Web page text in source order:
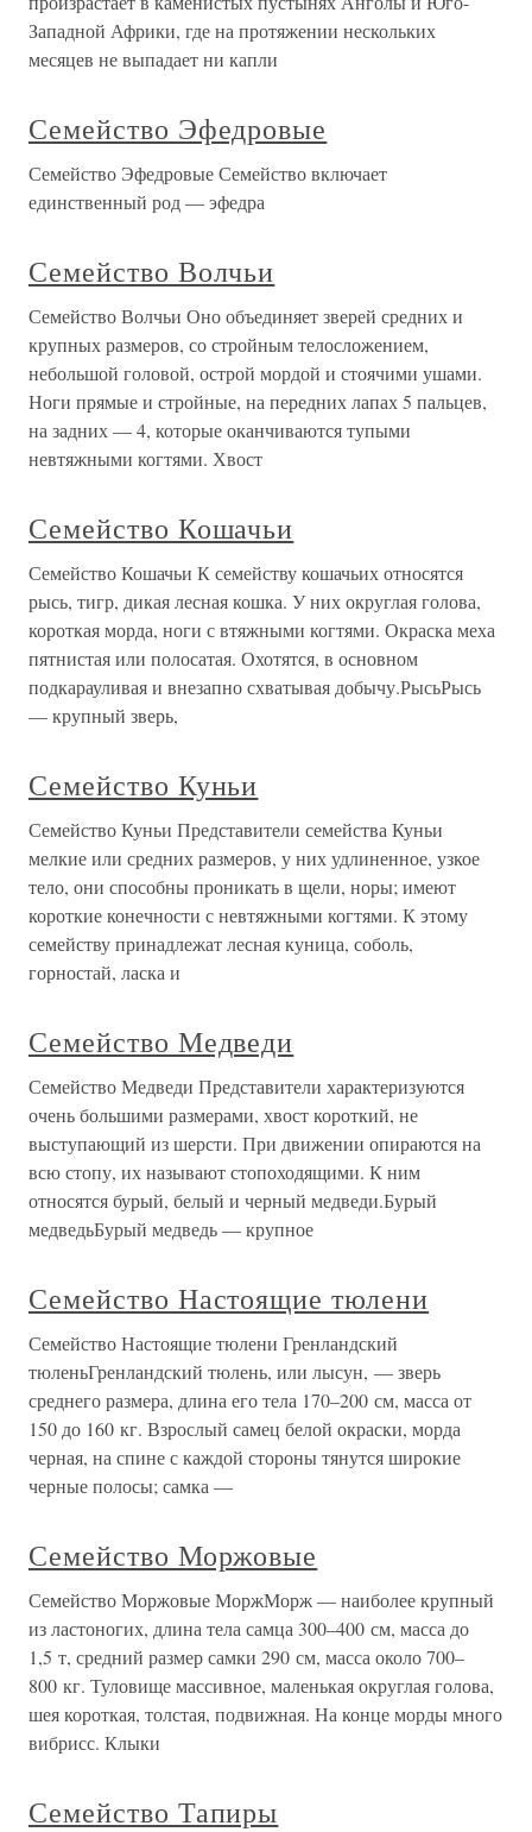
Западной Африки, где на протяжении нескольких
месяцев не выпадает ни капли
Семейство Эфедровые
Семейство Эфедровые Семейство включает
единственный род — эфедра
Семейство Волчьи
Семейство Волчьи Оно объединяет зверей средних и
крупных размеров, со стройным телосложением,
небольшой головой, острой мордой и стоячими ушами.
Ноги прямые и стройные, на передних лапах 5 пальцев,
на задних — 4, которые оканчиваются тупыми
невтяжными когтями. Хвост
Семейство Кошачьи
Семейство Кошачьи К семейству кошачьих относятся
рысь, тигр, дикая лесная кошка. У них округлая голова,
короткая морда, ноги с втяжными когтями. Окраска меха
пятнистая или полосатая. Охотятся, в основном
подкарауливая и внезапно схватывая добычу.РысьРысь
— крупный зверь,
Семейство Куньи
Семейство Куньи Представители семейства Куньи
мелкие или средних размеров, у них удлиненное, узкое
тело, они способны проникать в щели, норы; имеют
короткие конечности с невтяжными когтями. К этому
семейству принадлежат лесная куница, соболь,
горностай, ласка и
Семейство Медведи
Семейство Медведи Представители характеризуются
очень большими размерами, хвост короткий, не
выступающий из шерсти. При движении опираются на
всю стопу, их называют стопоходящими. К ним
относятся бурый, белый и черный медведи.Бурый
медведьБурый медведь — крупное
Семейство Настоящие тюлени
Семейство Настоящие тюлени Гренландский
тюленьГренландский тюлень, или лысун, — зверь
среднего размера, длина его тела 170–200 см, масса от
150 до 160 кг. Взрослый самец белой окраски, морда
черная, на спине с каждой стороны тянутся широкие
черные полосы; самка —
Семейство Моржовые
Семейство Моржовые МоржМорж — наиболее крупный
из ластоногих, длина тела самца 300–400 см, масса до
1,5 т, средний размер самки 290 см, масса около 700–
800 кг. Туловище массивное, маленькая округлая голова,
шея короткая, толстая, подвижная. На конце морды много
вибрисс. Клыки
Семейство Тапиры